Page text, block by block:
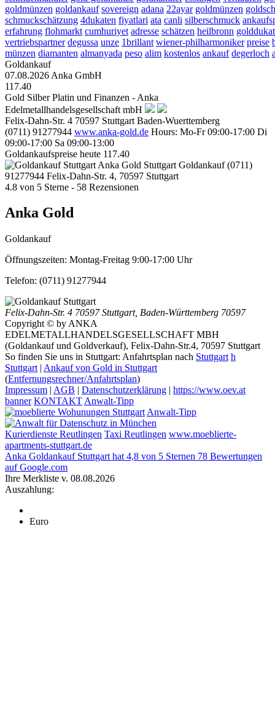
goldmünzen goldankauf sovereign adana 22ayar goldmünzen
schmuckschätzung 4dukaten fiyatlari ata canli silberschmuck
erfahrung flohmarkt cumhuriyet adresse schätzen heilbronn
vertriebspartner degussa unze 1brillant wiener-philharmoniker preise
münzen diamanten almanyada peso alim kostenlos ankauf degerloch
Goldankauf
07.08.2026 Anka GmbH
117.40
Gold Silber Platin und Finanzen - Anka
Edelmetallhandelsgesellschaft mbH
Felix-Dahn-Str. 4 70597 Stuttgart Baden-Wuerttemberg
(0711) 91277944 www.anka-gold.de Hours: Mo-Fr 09:00-17:00 Di
09:00-17:00 Sa 09:00-13:00
Goldankaufspreise heute 117.40
Anka Gold Stuttgart Goldankauf (0711)
91277944 Felix-Dahn-Str. 4, 70597 Stuttgart
4.8 von 5 Sterne - 58 Rezensionen
Anka Gold
Goldankauf
Öffnungszeiten: Montag-Freitag 9:00-17:00 Uhr
Telefon: (0711) 91277944
Felix-Dahn-Str. 4 70597 Stuttgart, Baden-Württemberg 70597
Copyright © by ANKA
EDELMETALLHANDELSGESELLSCHAFT MBH
(Goldankauf und Goldverkauf), Felix-Dahn-Str.4, 70597 Stuttgart
So finden Sie uns in Stuttgart: Anfahrtsplan nach Stuttgart h
Stuttgart | Ankauf von Gold in Stuttgart
(Entfernungsrechner/Anfahrtsplan)
Impressum | AGB | Datenschutzerklärung | https://www.oev.at
banner KONTAKT Anwalt-Tipp
Anwalt-Tipp
Kurierdienste Reutlingen Taxi Reutlingen www.moeblierte-
apartments-stuttgart.de
Anka Goldankauf Stuttgart hat 4,8 von 5 Sternen 78 Bewertungen
auf Google.com
Ihre Merkliste v. 08.08.2026
Auszahlung:
Euro